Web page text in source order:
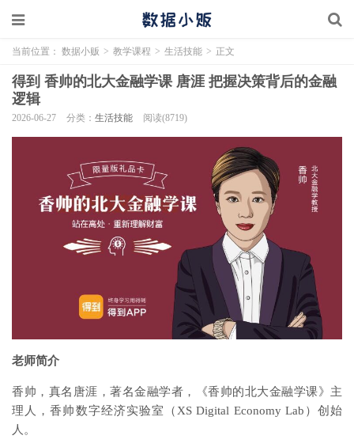
当前位置： 数据小贩 > 教学课程 > 生活技能 > 正文
得到 香帅的北大金融学课 唐涯 把握决策背后的金融
逻辑
2026-06-27 分类： 生活技能 阅读(8719)
老师简介
香帅，真名唐涯，著名金融学者，《香帅的北大金融学课》主
理人，香帅数字经济实验室（XS Digital Economy Lab）创始
人。